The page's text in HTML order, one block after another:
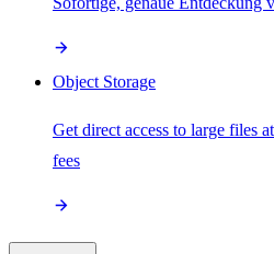
Object Storage
Get direct access to large files
fees